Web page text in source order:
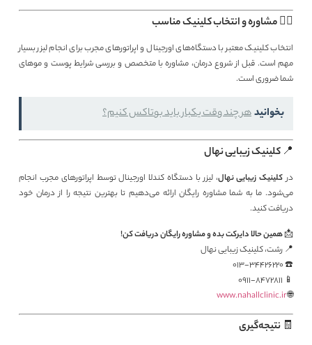
🧑‍⚕️ مشاوره و انتخاب کلینیک مناسب
انتخاب کلینیک معتبر با دستگاه‌های اورجینال و اپراتورهای مجرب برای انجام لیزر بسیار
مهم است. قبل از شروع درمان، مشاوره با متخصص و بررسی شرایط پوست و موهای
شما ضروری است.
بخوانیدهر چند وقت یکبار باید بوتاکس کنیم؟
📍 کلینیک زیبایی نهال
درکلینیک زیبایی نهال، لیزر با دستگاه کندلا اورجینال توسط اپراتورهای مجرب انجام
می‌شود. ما به شما مشاوره رایگان ارائه می‌دهیم تا بهترین نتیجه را از درمان خود
دریافت کنید.
📩همین حالا دایرکت بده و مشاوره رایگان دریافت کن!
📍 رشت، کلینیک زیبایی نهال
☎️ 013-34426220
📱 0911-8472811
🌐
www.nahallclinic.ir
🧾 نتیجه‌گیری